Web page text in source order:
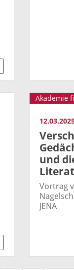
Akademie
und
Vortrag
JENA